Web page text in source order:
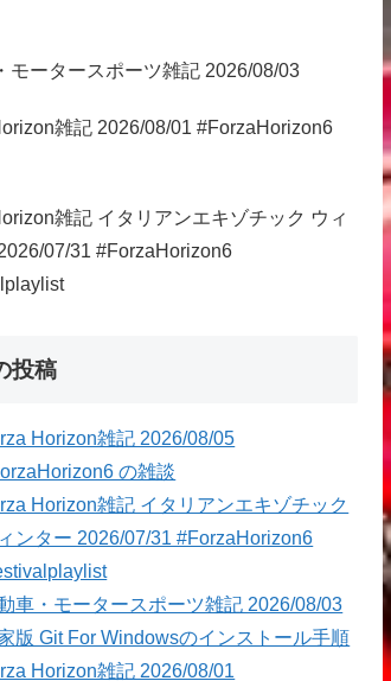
モータースポーツ雑記 2026/08/03
雑記 2026/08/01 #ForzaHorizon6
雑記 イタリアンエキゾチック ウィ
07/31 #ForzaHorizon6
投稿
Horizon雑記 2026/08/05
の雑談
Horizon雑記 イタリアンエキゾチック
ンター 2026/07/31 #ForzaHorizon6
車・モータースポーツ雑記 2026/08/03
版 Git For Windowsのインストール手順
Horizon雑記 2026/08/01